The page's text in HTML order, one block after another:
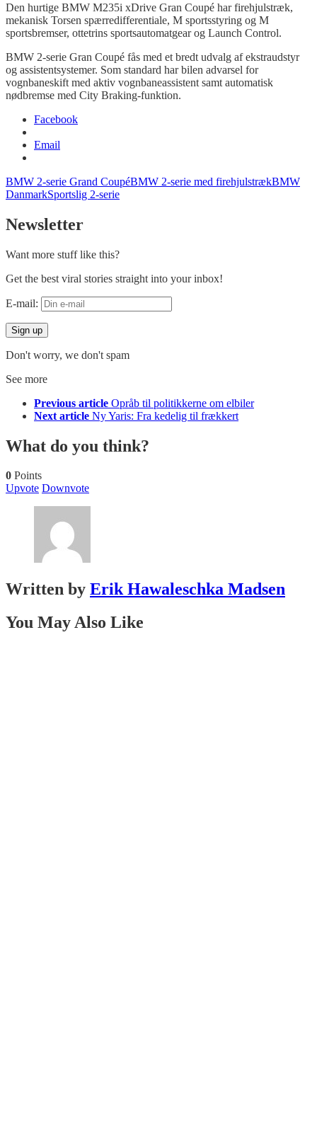
Den hurtige BMW M235i xDrive Gran Coupé har firehjulstræk,
mekanisk Torsen spærredifferentiale, M sportsstyring og M
sportsbremser, ottetrins sportsautomatgear og Launch Control.
BMW 2-serie Gran Coupé fås med et bredt udvalg af ekstraudstyr
og assistentsystemer. Som standard har bilen advarsel for
vognbaneskift med aktiv vognbaneassistent samt automatisk
nødbremse med City Braking-funktion.
Facebook
Email
BMW 2-serie Grand CoupéBMW 2-serie med firehjulstrækBMW
DanmarkSportslig 2-serie
Newsletter
Want more stuff like this?
Get the best viral stories straight into your inbox!
E-mail:
Don't worry, we don't spam
See more
Previous article Opråb til politikkerne om elbiler
Next article Ny Yaris: Fra kedelig til frækkert
What do you think?
0 Points
Upvote Downvote
Written by Erik Hawaleschka Madsen
You May Also Like